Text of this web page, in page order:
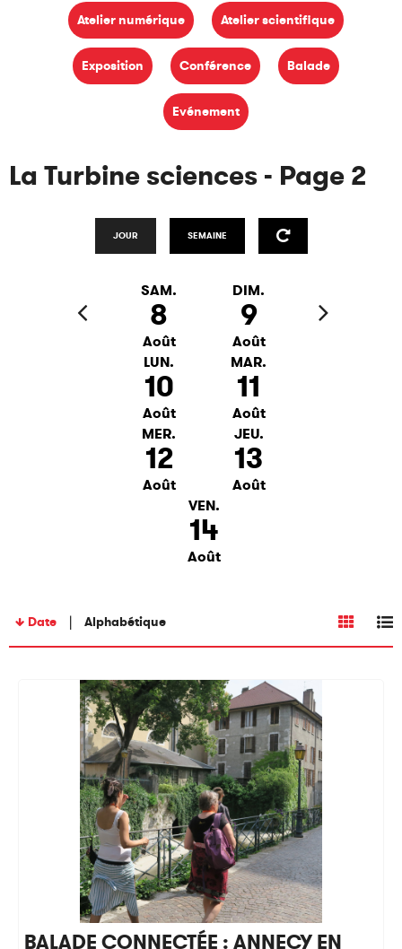
Atelier numérique Atelier scientifique
Exposition Conférence Balade
Evénement
La Turbine sciences - Page 2
JOUR SEMAINE
SAM.
8
Août
DIM.
9
Août
LUN.
10
Août
MAR.
11
Août
MER.
12
Août
JEU.
13
Août
VEN.
14
Août
Date Alphabétique
BALADE CONNECTÉE : ANNECY EN